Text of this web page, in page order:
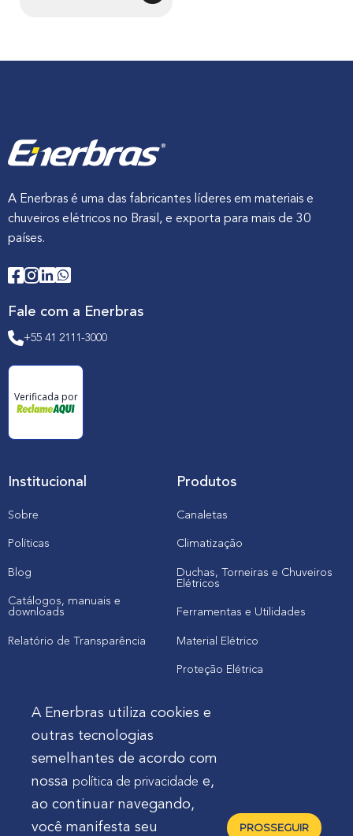
A Enerbras é uma das fabricantes líderes em materiais e
chuveiros elétricos no Brasil, e exporta para mais de 30
países.
Fale com a Enerbras
+55 41 2111-3000
Verificada por
Institucional
Sobre
Políticas
Blog
Catálogos, manuais e
downloads
Relatório de Transparência
Produtos
Canaletas
Climatização
Duchas, Torneiras e Chuveiros
Elétricos
Ferramentas e Utilidades
Material Elétrico
Proteção Elétrica
Cliente
Onde comprar produtos
Quero Enerbras na minha loja
A Enerbras utiliza cookies e
outras tecnologias
semelhantes de acordo com
nossa política de privacidade e,
ao continuar navegando,
você manifesta seu
PROSSEGUIR